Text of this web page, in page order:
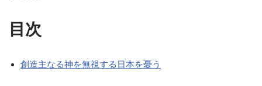
目次
創造主なる神を無視する日本を憂う